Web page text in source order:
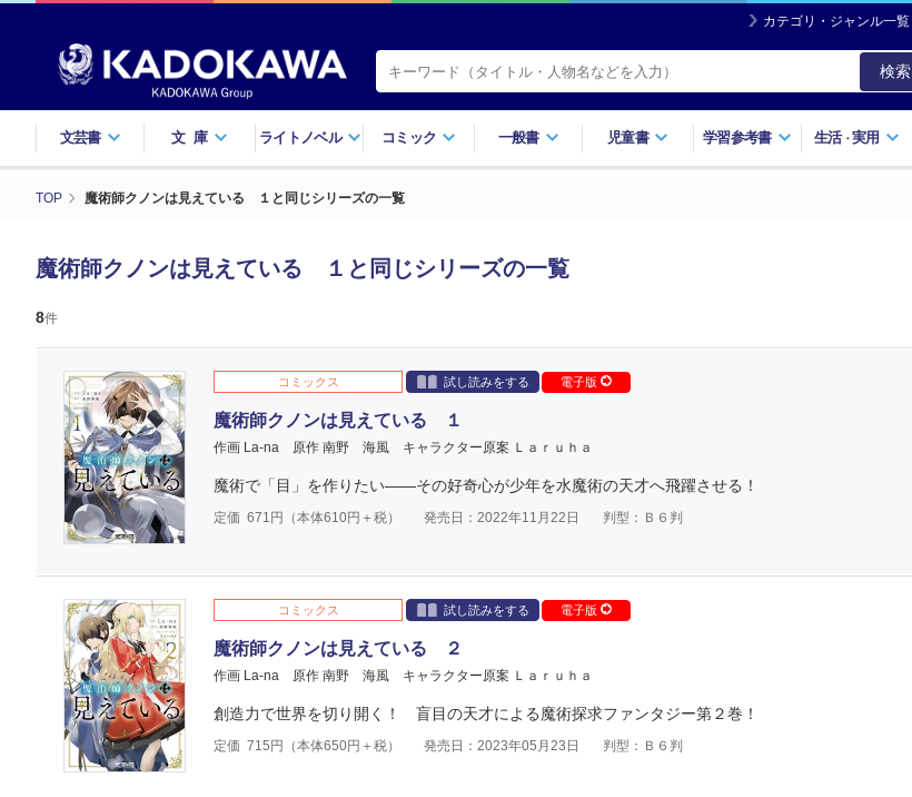
カテゴリ・ジャンル一覧
検索
文芸書 文庫 ライトノベル コミック 一般書 児童書 学習参考書 生活・実用
TOP 魔術師クノンは見えている １と同じシリーズの一覧
魔術師クノンは見えている １と同じシリーズの一覧
8件
コミックス 試し読みをする 電子版
魔術師クノンは見えている １
作画 La-na 原作 南野 海風 キャラクター原案 Ｌａｒｕｈａ
魔術で「目」を作りたい――その好奇心が少年を水魔術の天才へ飛躍させる！
定価 671 円（本体610円＋税） 発売日：2022年11月22日 判型：Ｂ６判
コミックス 試し読みをする 電子版
魔術師クノンは見えている ２
作画 La-na 原作 南野 海風 キャラクター原案 Ｌａｒｕｈａ
創造力で世界を切り開く！ 盲目の天才による魔術探求ファンタジー第２巻！
定価 715 円（本体650円＋税） 発売日：2023年05月23日 判型：Ｂ６判